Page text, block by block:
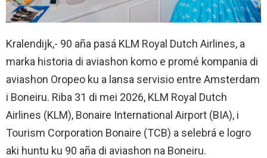
Kralendijk,- 90 aña pasá KLM Royal Dutch Airlines, a
marka historia di aviashon komo e promé kompania di
aviashon Oropeo ku a lansa servisio entre Amsterdam
i Boneiru. Riba 31 di mei 2026, KLM Royal Dutch
Airlines (KLM), Bonaire International Airport (BIA), i
Tourism Corporation Bonaire (TCB) a selebrá e logro
aki huntu ku 90 aña di aviashon na Boneiru.